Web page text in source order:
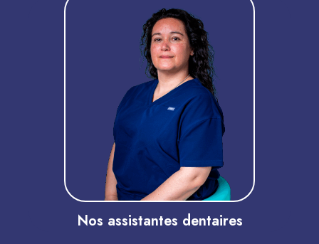
Nos assistantes dentaires
Elles sont à votre écoute pour
répondre à toutes vos questions
et vous accompagner tout au long
de votre visite.
EN SAVOIR PLUS